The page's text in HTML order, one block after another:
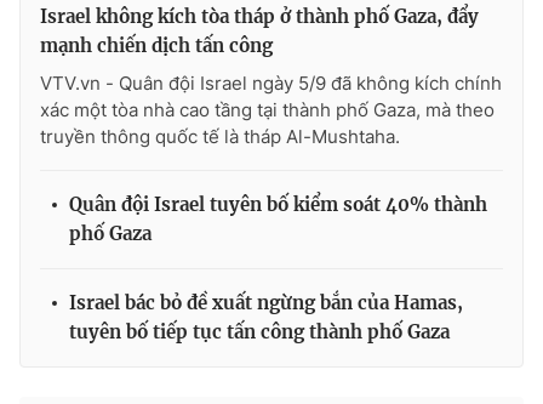
Israel không kích tòa tháp ở thành phố Gaza, đẩy
mạnh chiến dịch tấn công
VTV.vn - Quân đội Israel ngày 5/9 đã không kích chính
xác một tòa nhà cao tầng tại thành phố Gaza, mà theo
truyền thông quốc tế là tháp Al-Mushtaha.
Quân đội Israel tuyên bố kiểm soát 40% thành
phố Gaza
Israel bác bỏ đề xuất ngừng bắn của Hamas,
tuyên bố tiếp tục tấn công thành phố Gaza